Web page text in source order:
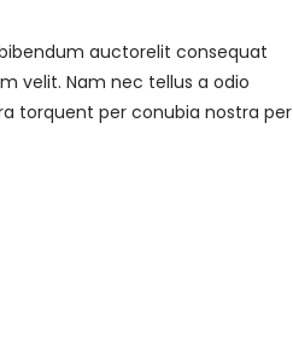
auctorelit consequat
velit. Nam nec tellus a odio
torquent per conubia nostra per